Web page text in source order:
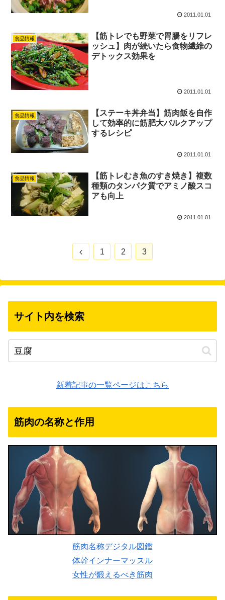
2011.01.01
食品情報
【筋トレでも野菜で胃腸をリフレ
ッシュ】肉が続いたら食物繊維の
デトックス効果を
2011.01.01
食品情報
【ステーキ丼弁当】筋肉飯を自作
して効率的に筋肥大バルクアップ
するレシピ
2011.01.01
食品情報
【筋トレむき魚のすき焼き】複数
種類のタンパク質でアミノ酸スコ
アも向上
2011.01.01
前
1 2 3
サイト内を検索
新着記事の一覧ページはこちら
筋肉の名称と作用
筋肉名称デジタル図鑑
体幹インナーマッスル
女性が鍛えるべき筋肉